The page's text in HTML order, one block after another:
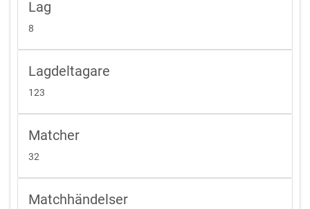
Lag
8
Lagdeltagare
123
Matcher
32
Matchhändelser